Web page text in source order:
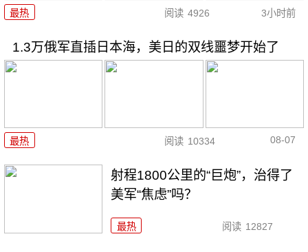
最热 阅读 4926 3小时前
1.3万俄军直插日本海，美日的双线噩梦开始了
最热 阅读 10334 08-07
射程1800公里的“巨炮”，治得了
美军“焦虑”吗？
最热 阅读 12827